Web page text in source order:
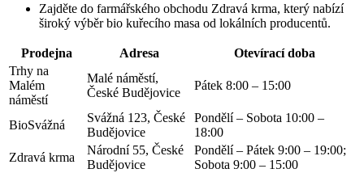
Zajděte ‍do farmářského obchodu Zdravá krma, který nabízí
široký výběr bio ​kuřecího masa od lokálních producentů.
Prodejna Adresa
Otevírací doba
Trhy na
Malém
náměstí
Malé náměstí,
České ⁤Budějovice
Pátek 8:00 – ⁤15:00
BioSvážná
Svážná 123, České‌
Budějovice
Pondělí – Sobota 10:00‌ –
18:00
Zdravá krma
Národní 55, České
Budějovice
Pondělí – Pátek 9:00 – 19:00;
Sobota 9:00 – ​15:00